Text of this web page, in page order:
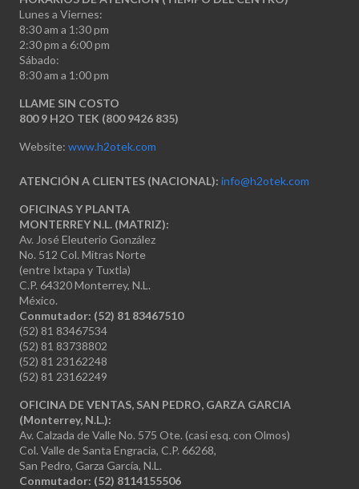
Lunes a Viernes:
8:30 am a 1:30 pm
2:30 pm a 6:00 pm
Sábado:
8:30 am a 1:00 pm
LLAME SIN COSTO
800 9 H2O TEK (800 9426 835)
Website: www.h2otek.com
ATENCIÓN A CLIENTES (NACIONAL): info@h2otek.com
OFICINAS Y PLANTA
MONTERREY N.L. (MATRIZ):
Av. José Eleuterio González
No. 512 Col. Mitras Norte
(entre Ixtapa y Tuxtla)
C.P. 64320 Monterrey, N.L.
México.
Conmutador: (52) 81 83467510
(52) 81 83467534
(52) 81 83738802
(52) 81 23162248
(52) 81 23162249
OFICINA DE VENTAS, SAN PEDRO, GARZA GARCIA
(Monterrey, N.L.):
Av. Calzada de Valle No. 575 Ote. (casi esq. con Olmos)
Col. Valle de Santa Engracia, C.P. 66268,
San Pedro, Garza García, N.L.
Conmutador: (52) 8114155506